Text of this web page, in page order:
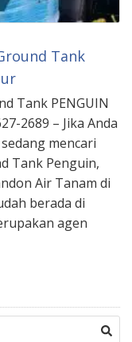
Tank
Tank PENGUIN
2689 – Jika Anda
mencari
Tank Penguin,
Air Tanam di
berada di
agen